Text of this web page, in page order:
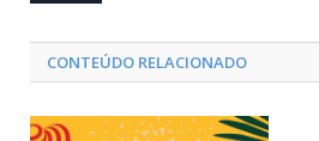
CONTEÚDO RELACIONADO